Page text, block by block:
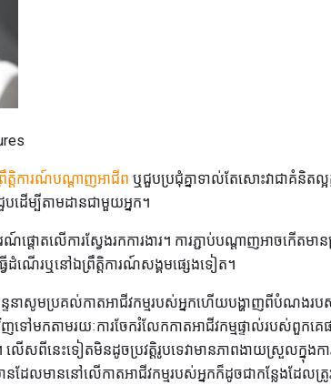
ត្ដិការណ៍បណ្តាញអាជីព ឬជួបប្រជុំគ្នាទាល់តែសោះវាជាគំនិតល្អ
ដើម្បីតាមដានជាមួយអ្នក។
ផ្តោតលើការស្វែងរកការងារ។ ការភ្ជាប់បណ្តាញអាចកើតមា
ដំណើរឬនៅឯព្រឹត្តិការណ៍សង្គមផ្សេងទៀត។
ាសូមប្រគល់កាតអាជីវកម្មរបស់អ្នកហើយបង្ហាញពីបំណងរបស់អ្
ៅមកតាមរយៈការចែករំលែកកាតអាជីវកម្មផ្ទាល់របស់ពួកគេផ
ើសពីនេះទៀតមិនដូចប្រវត្តិរូបទេវាមានភាពងាយស្រួលក្នុងក
ដែលមាននៅលើកាតអាជីវកម្មរបស់អ្នកក៏ដូចជាកន្លែងដែលត្